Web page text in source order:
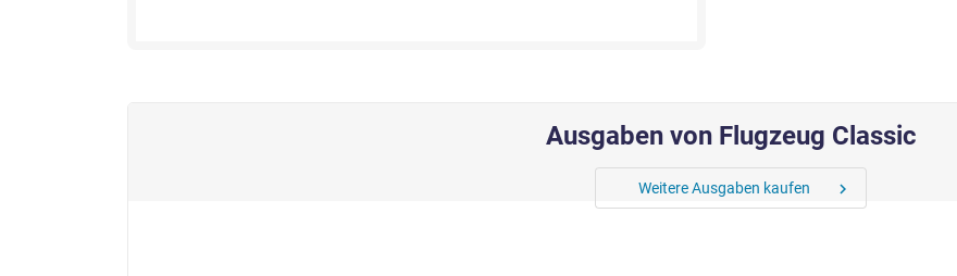
Ausgaben von Flugzeug Classic
Weitere Ausgaben kaufen chevron_right